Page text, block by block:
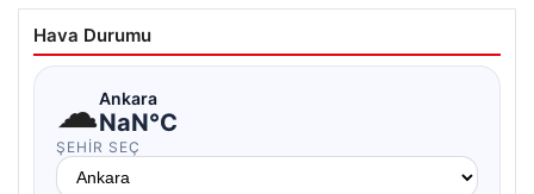
Hava Durumu
☁Ankara
NaN°C
ŞEHIR SEÇ